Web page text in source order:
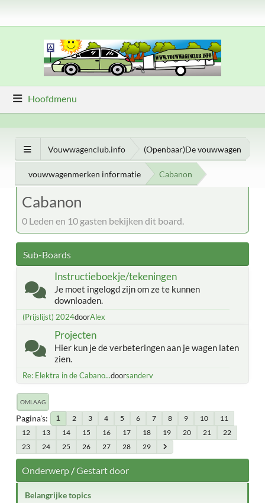
Hoofdmenu
Vouwwagenclub.info (Openbaar)De vouwwagen
vouwwagenmerken informatie Cabanon
Cabanon
0 Leden en 10 gasten bekijken dit board.
Sub-Boards
Instructieboekje/tekeningen
Je moet ingelogd zijn om ze te kunnen
downloaden.
(Prijslijst) 2024doorAlex
Projecten
Hier kun je de verbeteringen aan je wagen laten
zien.
Re: Elektra in de Cabano...doorsanderv
OMLAAG
Pagina's 1 2 3 4 5 6 7 8 9 10
11
12
13 14 15 16 17 18 19 20 21
22
23
24 25 26 27 28 29
Onderwerp/Gestart door
Belangrijke topics